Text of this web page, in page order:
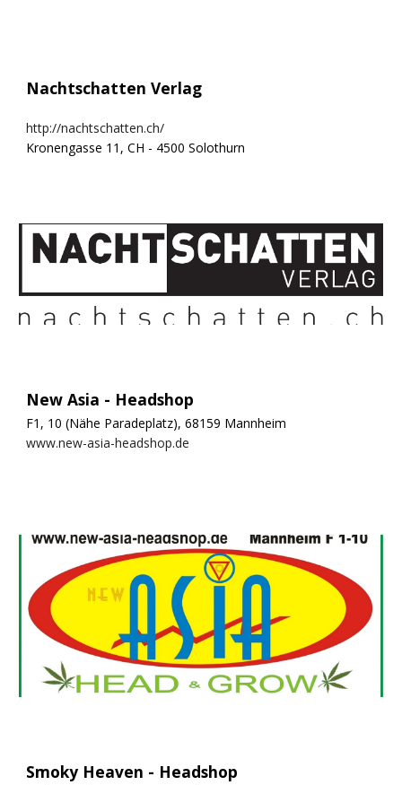
Nachtschatten Verlag
http://nachtschatten.ch/
Kronengasse 11, CH - 4500 Solothurn
New Asia - Headshop
F1, 10 (Nähe Paradeplatz), 68159 Mannheim
www.new-asia-headshop.de
Smoky Heaven - Headshop